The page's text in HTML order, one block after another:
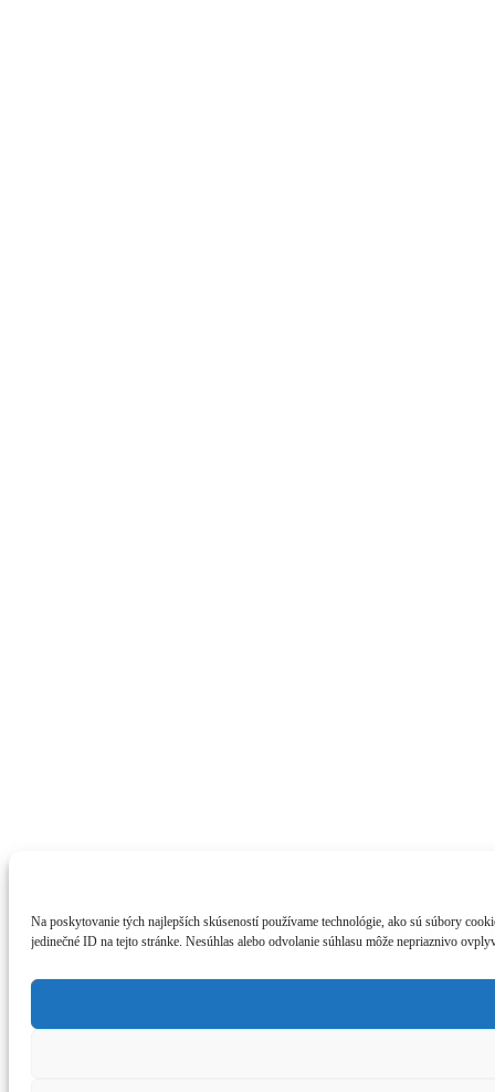
Na poskytovanie tých najlepších skúseností používame technológie, ako sú súbory
jedinečné ID na tejto stránke. Nesúhlas alebo odvolanie súhlasu môže nepriaznivo